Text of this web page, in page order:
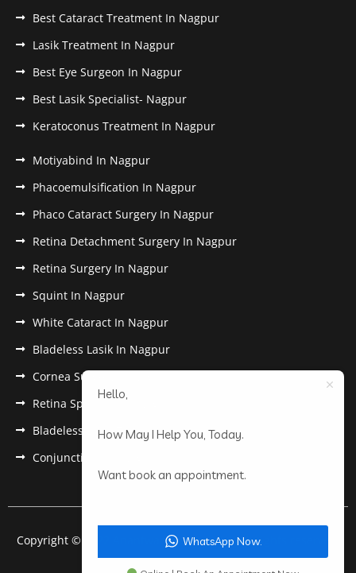
Best Cataract Treatment In Nagpur
Lasik Treatment In Nagpur
Best Eye Surgeon In Nagpur
Best Lasik Specialist- Nagpur
Keratoconus Treatment In Nagpur
Motiyabind In Nagpur
Phacoemulsification In Nagpur
Phaco Cataract Surgery In Nagpur
Retina Detachment Surgery In Nagpur
Retina Surgery In Nagpur
Squint In Nagpur
White Cataract In Nagpur
Bladeless Lasik In Nagpur
Cornea Surgery In Nagpur
Retina Specialist In Nagpur
Bladeless Lasik Treatment in Nagpur
Conjunctivitis In Nagpur
Copyright © 2022 Anantwar Eye Hospital. All rights reserved.
Hello,
How May I Help You, Today.
Want book an appointment.
WhatsApp Now.